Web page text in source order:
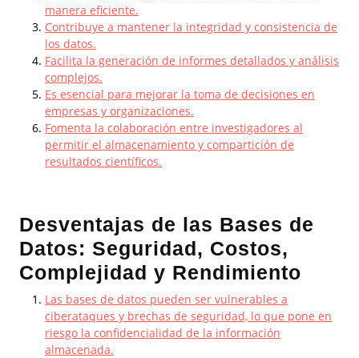
manera eficiente.
Contribuye a mantener la integridad y consistencia de
los datos.
Facilita la generación de informes detallados y análisis
complejos.
Es esencial para mejorar la toma de decisiones en
empresas y organizaciones.
Fomenta la colaboración entre investigadores al
permitir el almacenamiento y compartición de
resultados científicos.
Desventajas de las Bases de
Datos: Seguridad, Costos,
Complejidad y Rendimiento
Las bases de datos pueden ser vulnerables a
ciberataques y brechas de seguridad, lo que pone en
riesgo la confidencialidad de la información
almacenada.